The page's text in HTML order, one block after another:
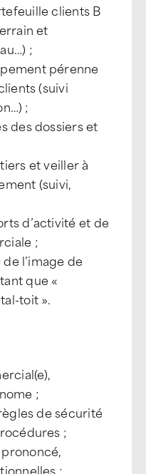
clients B
et
;
pérenne
(suivi
;
des dossiers et
et veiller à
(suivi,
d’activité et de
;
l’image de
que «
toit ».
;
de sécurité
;
;